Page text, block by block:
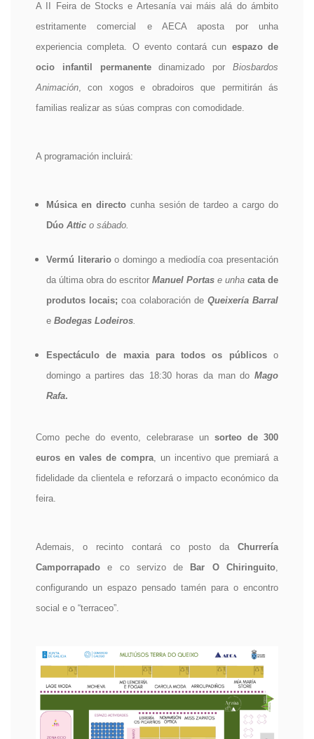
A II Feira de Stocks e Artesanía vai máis alá do ámbito
estritamente comercial e AECA aposta por unha
experiencia completa. O evento contará cun espazo de
ocio infantil permanentedinamizado porBiosbardos
Animación, con xogos e obradoiros que permitirán ás
familias realizar as súas compras con comodidade.
A programación incluirá:
Música en directocunha sesión de tardeo a cargo do
Dúo Attic o sábado.
Vermú literarioo domingo a mediodía coa presentación
da última obra do escritor Manuel Portas e unha cata de
produtos locais; coa colaboración de Queixería Barral
e Bodegas Lodeiros.
Espectáculo de maxia para todos os públicoso
domingo a partires das 18:30 horas da man do Mago
Rafa.
Como peche do evento, celebrarase un sorteo de 300
euros en vales de compra, un incentivo que premiará a
fidelidade da clientela e reforzará o impacto económico da
feira.
Ademais, o recinto contará co posto da Churrería
Camporrapado e co servizo de Bar O Chiringuito,
configurando un espazo pensado tamén para o encontro
social e o “terraceo”.